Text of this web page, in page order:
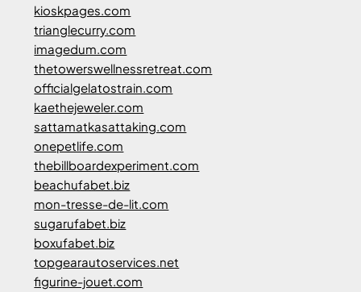
kioskpages.com
trianglecurry.com
imagedum.com
thetowerswellnessretreat.com
officialgelatostrain.com
kaethejeweler.com
sattamatkasattaking.com
onepetlife.com
thebillboardexperiment.com
beachufabet.biz
mon-tresse-de-lit.com
sugarufabet.biz
boxufabet.biz
topgearautoservices.net
figurine-jouet.com